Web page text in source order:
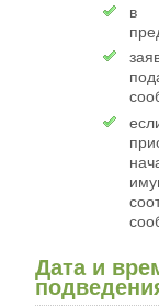
в
Дата и